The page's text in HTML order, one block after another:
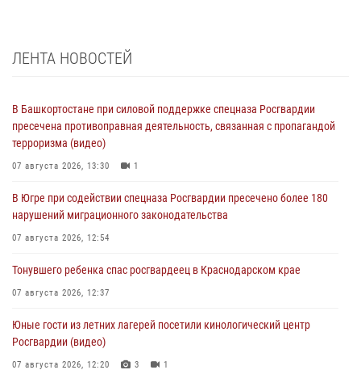
ЛЕНТА НОВОСТЕЙ
В Башкортостане при силовой поддержке спецназа Росгвардии
пресечена противоправная деятельность, связанная с пропагандой
терроризма (видео)
07 августа 2026, 13:30 1
В Югре при содействии спецназа Росгвардии пресечено более 180
нарушений миграционного законодательства
07 августа 2026, 12:54
Тонувшего ребенка спас росгвардеец в Краснодарском крае
07 августа 2026, 12:37
Юные гости из летних лагерей посетили кинологический центр
Росгвардии (видео)
07 августа 2026, 12:20 3 1